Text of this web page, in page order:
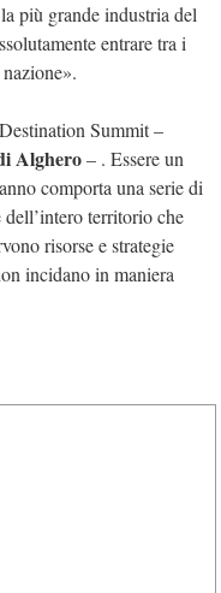
più grande industria del
entrare tra i
Summit –
Alghero– . Essere un
comporta una serie di
territorio che
risorse e strategie
incidano in maniera